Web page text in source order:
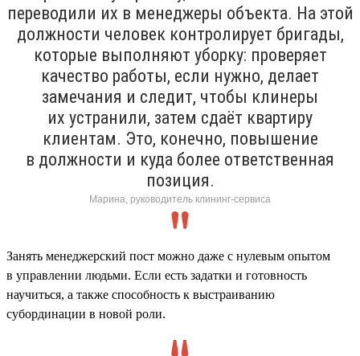
переводили их в менеджеры объекта. На этой
должности человек контролирует бригады,
которые выполняют уборку: проверяет
качество работы, если нужно, делает
замечания и следит, чтобы клинеры
их устранили, затем сдаёт квартиру
клиентам. Это, конечно, повышение
в должности и куда более ответственная
позиция.
Марина, руководитель клининг-сервиса
Занять менеджерский пост можно даже с нулевым опытом
в управлении людьми. Если есть задатки и готовность
научиться, а также способность к выстраиванию
субординации в новой роли.